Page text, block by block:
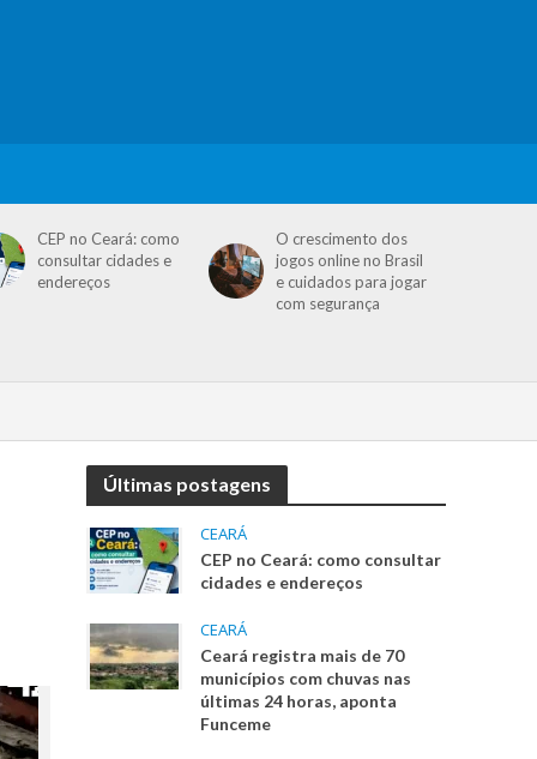
CEP no Ceará: como
consultar cidades e
endereços
O crescimento dos
jogos online no Brasil
e cuidados para jogar
com segurança
Últimas postagens
CEARÁ
CEP no Ceará: como consultar
cidades e endereços
CEARÁ
Ceará registra mais de 70
municípios com chuvas nas
últimas 24 horas, aponta
Funceme